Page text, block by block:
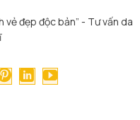
vẻ đẹp độc bản” - Tư vấn da